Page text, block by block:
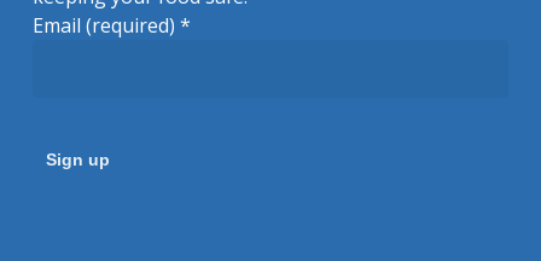
Email (required) *